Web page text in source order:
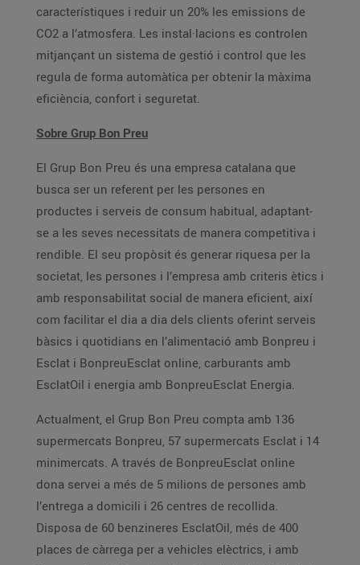
característiques i reduir un 20% les emissions de
CO2 a l’atmosfera. Les instal·lacions es controlen
mitjançant un sistema de gestió i control que les
regula de forma automàtica per obtenir la màxima
eficiència, confort i seguretat.
Sobre Grup Bon Preu
El Grup Bon Preu és una empresa catalana que
busca ser un referent per les persones en
productes i serveis de consum habitual, adaptant-
se a les seves necessitats de manera competitiva i
rendible. El seu propòsit és generar riquesa per la
societat, les persones i l’empresa amb criteris ètics i
amb responsabilitat social de manera eficient, així
com facilitar el dia a dia dels clients oferint serveis
bàsics i quotidians en l’alimentació amb Bonpreu i
Esclat i BonpreuEsclat online, carburants amb
EsclatOil i energia amb BonpreuEsclat Energia.
Actualment, el Grup Bon Preu compta amb 136
supermercats Bonpreu, 57 supermercats Esclat i 14
minimercats. A través de BonpreuEsclat online
dona servei a més de 5 milions de persones amb
l’entrega a domicili i 26 centres de recollida.
Disposa de 60 benzineres EsclatOil, més de 400
places de càrrega per a vehicles elèctrics, i amb